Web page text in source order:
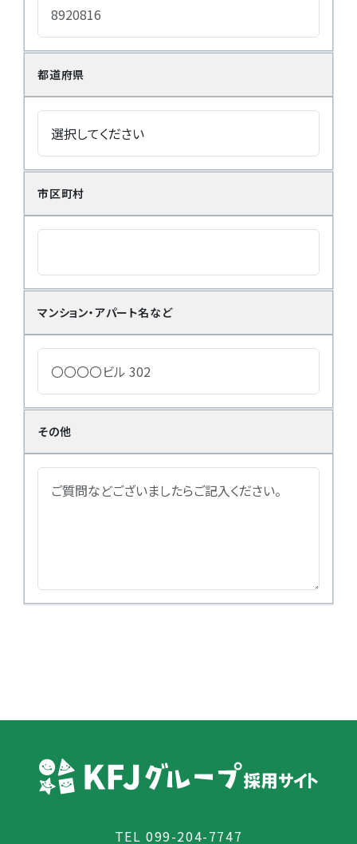
都道府県
市区町村
マンション・アパート名など
その他
TEL099-204-7747